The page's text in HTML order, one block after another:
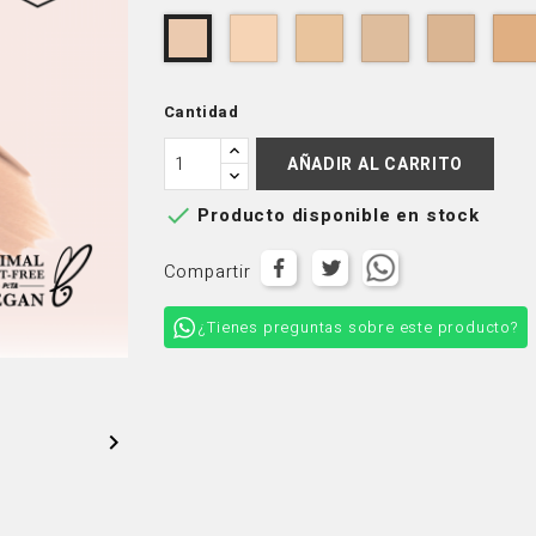

Cream Warm
CustardBrulee Honey
Cantidad
AÑADIR AL CARRITO
 Producto disponible en stock
Compartir
¿Tienes preguntas sobre este producto?